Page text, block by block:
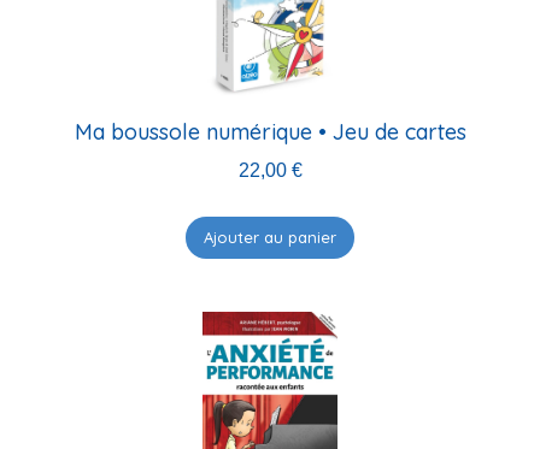
ancien
Ma boussole numérique • Jeu de cartes
22,00 €
Ajouter au panier